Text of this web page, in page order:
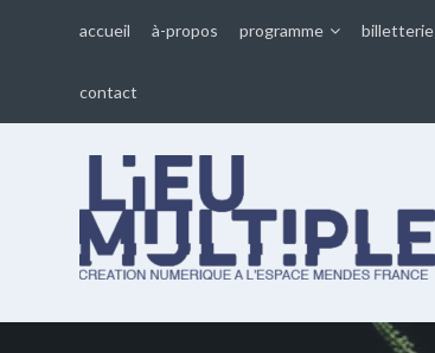
accueil à-propos programme billetterie
contact